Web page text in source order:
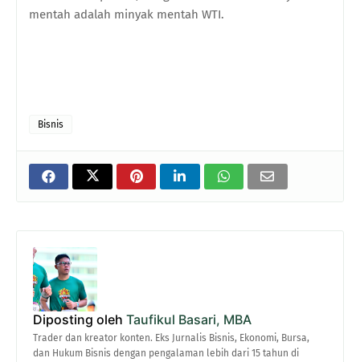
mentah adalah minyak mentah WTI.
Bisnis
Diposting oleh Taufikul Basari, MBA
Trader dan kreator konten. Eks Jurnalis Bisnis, Ekonomi, Bursa,
dan Hukum Bisnis dengan pengalaman lebih dari 15 tahun di